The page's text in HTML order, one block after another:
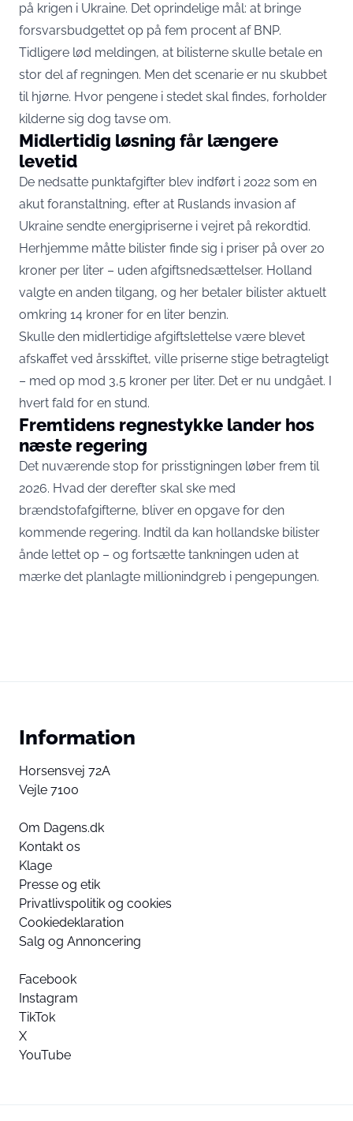
på krigen i Ukraine. Det oprindelige mål: at bringe
forsvarsbudgettet op på fem procent af BNP.
Tidligere lød meldingen, at bilisterne skulle betale en
stor del af regningen. Men det scenarie er nu skubbet
til hjørne. Hvor pengene i stedet skal findes, forholder
kilderne sig dog tavse om.
Midlertidig løsning får længere
levetid
De nedsatte punktafgifter blev indført i 2022 som en
akut foranstaltning, efter at Ruslands invasion af
Ukraine sendte energipriserne i vejret på rekordtid.
Herhjemme måtte bilister finde sig i priser på over 20
kroner per liter – uden afgiftsnedsættelser. Holland
valgte en anden tilgang, og her betaler bilister aktuelt
omkring 14 kroner for en liter benzin.
Skulle den midlertidige afgiftslettelse være blevet
afskaffet ved årsskiftet, ville priserne stige betragteligt
– med op mod 3,5 kroner per liter. Det er nu undgået. I
hvert fald for en stund.
Fremtidens regnestykke lander hos
næste regering
Det nuværende stop for prisstigningen løber frem til
2026. Hvad der derefter skal ske med
brændstofafgifterne, bliver en opgave for den
kommende regering. Indtil da kan hollandske bilister
ånde lettet op – og fortsætte tankningen uden at
mærke det planlagte millionindgreb i pengepungen.
Information
Horsensvej 72A
Vejle 7100
Om Dagens.dk
Kontakt os
Klage
Presse og etik
Privatlivspolitik og cookies
Cookiedeklaration
Salg og Annoncering
Facebook
Instagram
TikTok
X
YouTube